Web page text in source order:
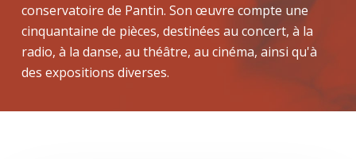
conservatoire de Pantin. Son œuvre compte une
cinquantaine de pièces, destinées au concert, à la
radio, à la danse, au théâtre, au cinéma, ainsi qu'à
des expositions diverses.